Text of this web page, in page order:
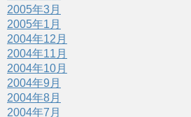
2005年3月
2005年1月
2004年12月
2004年11月
2004年10月
2004年9月
2004年8月
2004年7月